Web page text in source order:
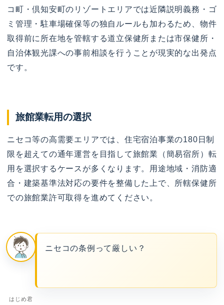
コ町・倶知安町のリゾートエリアでは近隣説明義務・ゴ
ミ管理・駐車場確保等の独自ルールも加わるため、物件
取得前に所在地を管轄する道立保健所または市保健所・
自治体観光課への事前相談を行うことが現実的な出発点
です。
旅館業転用の選択
ニセコ等の高需要エリアでは、住宅宿泊事業の180日制
限を超えての通年運営を目指して旅館業（簡易宿所）転
用を選択するケースが多くなります。用途地域・消防適
合・建築基準法対応の要件を整備した上で、所轄保健所
での旅館業許可取得を進めてください。
はじめ君
ニセコの条例って厳しい？